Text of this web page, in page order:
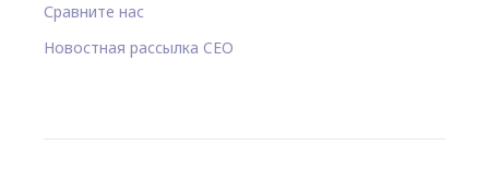
Сравните нас
Новостная рассылка CEO